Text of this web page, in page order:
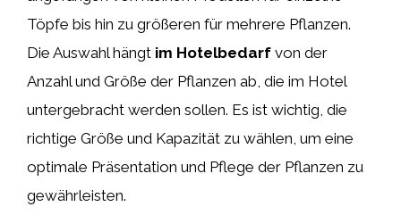
Töpfe bis hin zu größeren für mehrere Pflanzen.
Die Auswahl hängt im Hotelbedarf von der
Anzahl und Größe der Pflanzen ab, die im Hotel
untergebracht werden sollen. Es ist wichtig, die
richtige Größe und Kapazität zu wählen, um eine
optimale Präsentation und Pflege der Pflanzen zu
gewährleisten.